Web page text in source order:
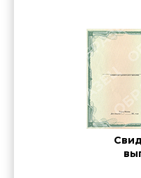
пределы Московской
индивидуально
Для юридических лиц
действующая при